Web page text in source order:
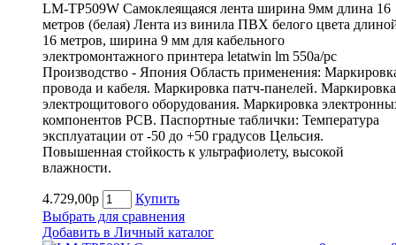
LM-TP509W Самоклеящаяся лента ширина 9мм длина 16
метров (белая) Лента из винила ПВХ белого цвета
16 метров, ширина 9 мм для кабельного
электромонтажного принтера letatwin lm 550a/pc
Производство - Япония Область применения:
провода и кабеля. Маркировка патч-панелей. Маркировка
электрощитового оборудования. Маркировка
компонентов РСВ. Паспортные таблички: Температура
эксплуатации от -50 до +50 градусов Цельсия.
Повышенная стойкость к ультрафиолету, высокой
влажности.
4.729,00р
Купить
Выбрать для сравнения
Добавить в Личный каталог